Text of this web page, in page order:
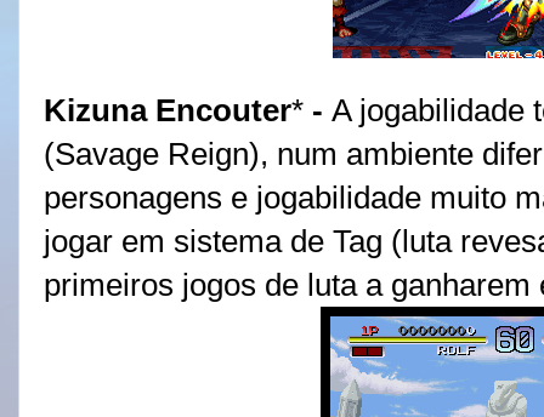
Kizuna Encouter* - A jogabilidade
(Savage Reign), num ambiente
personagens e jogabilidade muito
jogar em sistema de Tag (luta
primeiros jogos de luta a ganharem